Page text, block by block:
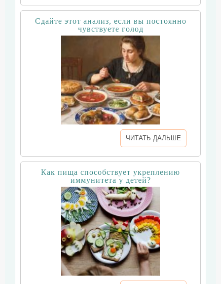
Сдайте этот анализ, если вы постоянно
чувствуете голод
ЧИТАТЬ ДАЛЬШЕ
Как пища способствует укреплению
иммунитета у детей?